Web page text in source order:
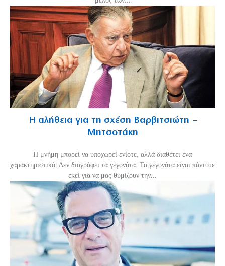
Η αλήθεια για τη σχέση Βαρβιτσιώτη –
Μητσοτάκη
H μνήμη μπορεί να υποχωρεί ενίοτε, αλλά διαθέτει ένα
χαρακτηριστικό: Δεν διαγράφει τα γεγονότα. Τα γεγονότα είναι πάντοτε
εκεί για να μας θυμίζουν την...